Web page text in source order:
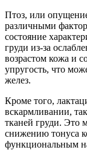
Птоз, или
различными
состояние
груди из-за
возрастом кожа и
упругость, что
желез.
Кроме того,
вскармливании,
тканей груди. Это
снижению тонуса
функциональным